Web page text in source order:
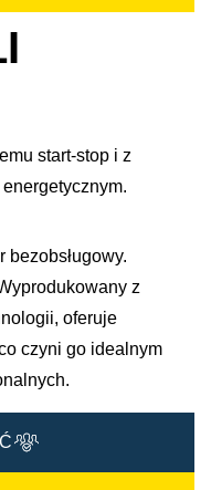
start-stop i z
bezobsługowy.
z
oferuje
czyni go idealnym